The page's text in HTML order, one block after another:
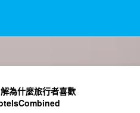
為什麼旅行者喜歡